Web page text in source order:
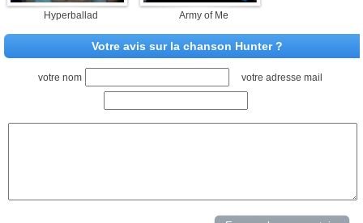
Hyperballad Army of Me
Votre avis sur la chanson Hunter ?
votre nom votre adresse mail